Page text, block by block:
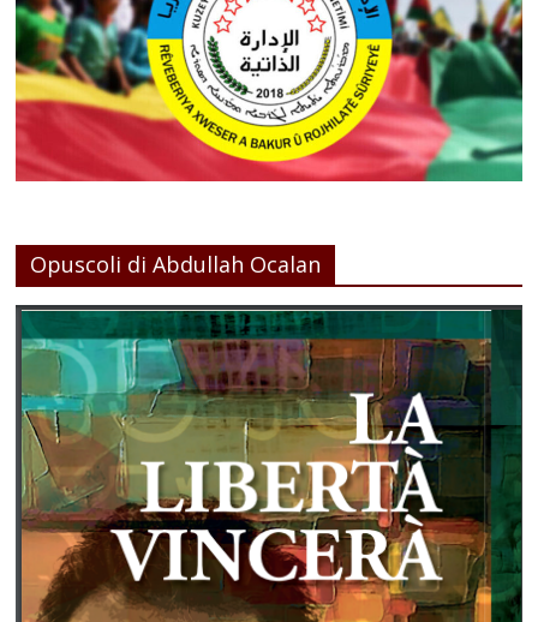
Opuscoli di Abdullah Ocalan